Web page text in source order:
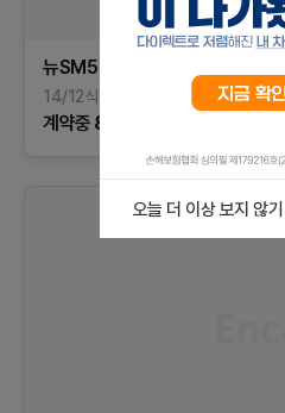
뉴SM5 플래티넘
14/12식 가솔린 경기
계약중 885
오늘 더 이상 보지 않기